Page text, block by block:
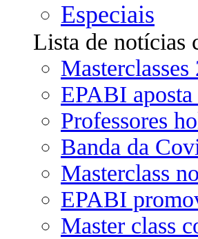
Especiais
Lista de notícias
EPABI
Professores
Banda da
Masterclass
EPABI
Master class